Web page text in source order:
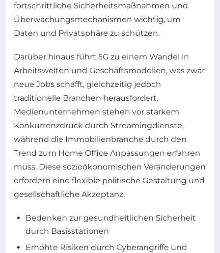
fortschrittliche Sicherheitsmaßnahmen und
Überwachungsmechanismen wichtig, um
Daten und Privatsphäre zu schützen.
Darüber hinaus führt 5G zu einem Wandel in
Arbeitswelten und Geschäftsmodellen, was zwar
neue Jobs schafft, gleichzeitig jedoch
traditionelle Branchen herausfordert.
Medienunternehmen stehen vor starkem
Konkurrenzdruck durch Streamingdienste,
während die Immobilienbranche durch den
Trend zum Home Office Anpassungen erfahren
muss. Diese sozioökonomischen Veränderungen
erfordern eine flexible politische Gestaltung und
gesellschaftliche Akzeptanz.
Bedenken zur gesundheitlichen Sicherheit
durch Basisstationen
Erhöhte Risiken durch Cyberangriffe und